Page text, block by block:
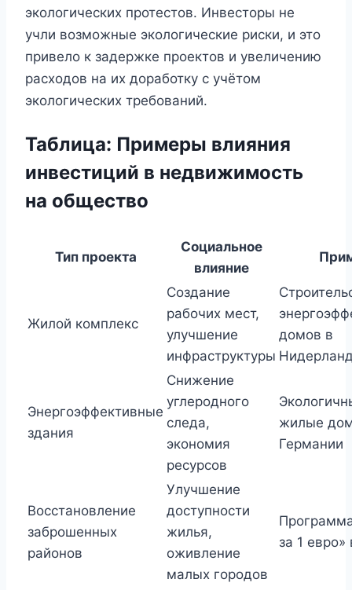
экологических протестов. Инвесторы не
учли возможные экологические риски, и это
привело к задержке проектов и увеличению
расходов на их доработку с учётом
экологических требований.
Таблица: Примеры влияния
инвестиций в недвижимость
на общество
Тип проекта
Социальное
влияние
Жилой комплекс
Создание
рабочих мест,
улучшение
инфраструктуры
домов в
Энергоэффективные
здания
Снижение
углеродного
следа,
экономия
ресурсов
жилые
Германии
Восстановление
заброшенных
районов
Улучшение
доступности
жилья,
оживление
малых городов
за 1